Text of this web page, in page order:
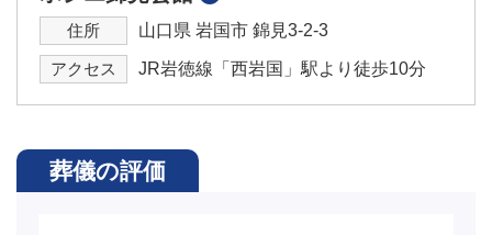
住所 山口県 岩国市 錦見3-2-3
アクセス JR岩徳線「西岩国」駅より徒歩10分
葬儀の評価